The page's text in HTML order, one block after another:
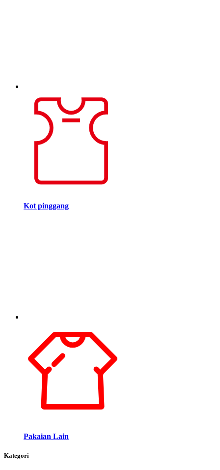
Kot pinggang
Pakaian Lain
Kategori